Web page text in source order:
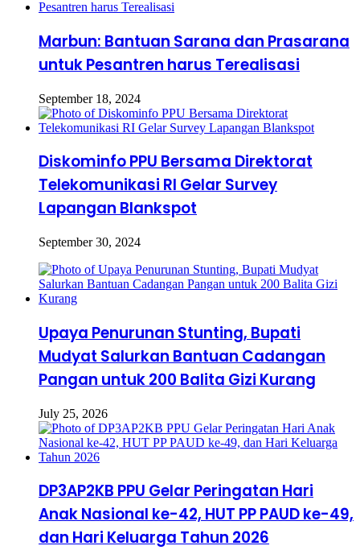
Marbun: Bantuan Sarana dan Prasarana
untuk Pesantren harus Terealisasi
September 18, 2024
Diskominfo PPU Bersama Direktorat
Telekomunikasi RI Gelar Survey
Lapangan Blankspot
September 30, 2024
Upaya Penurunan Stunting, Bupati
Mudyat Salurkan Bantuan Cadangan
Pangan untuk 200 Balita Gizi Kurang
July 25, 2026
DP3AP2KB PPU Gelar Peringatan Hari
Anak Nasional ke-42, HUT PP PAUD ke-49,
dan Hari Keluarga Tahun 2026